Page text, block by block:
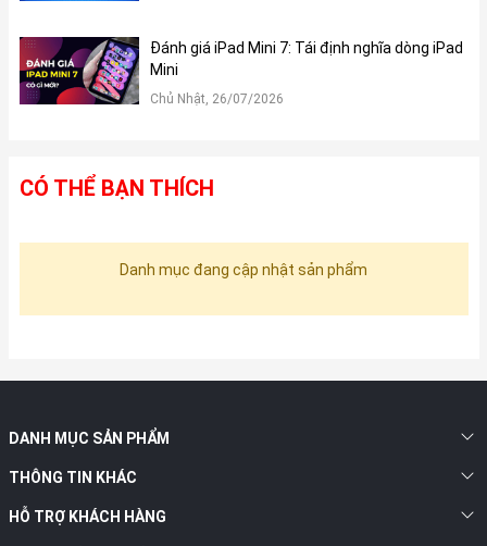
Đánh giá iPad Mini 7: Tái định nghĩa dòng iPad
Mini
Chủ Nhật, 26/07/2026
CÓ THỂ BẠN THÍCH
Danh mục đang cập nhật sản phẩm
DANH MỤC SẢN PHẨM
THÔNG TIN KHÁC
HỖ TRỢ KHÁCH HÀNG